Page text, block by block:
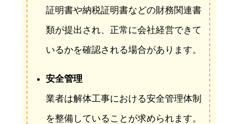
証明書や納税証明書などの財務関連書
類が提出され、正常に会社経営できて
いるかを確認される場合があります。
安全管理
業者は解体工事における安全管理体制
を整備していることが求められます。